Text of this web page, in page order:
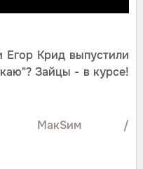
Крид выпустили
Зайцы - в курсе!
МакSим /